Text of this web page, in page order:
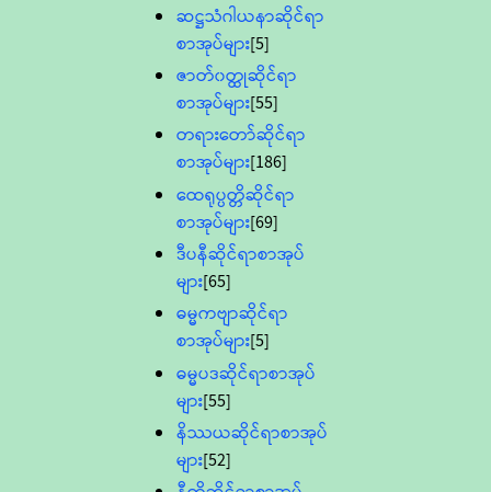
ဆဋ္ဌသံဂါယနာဆိုင်ရာ
စာအုပ်များ[5]
ဇာတ်၀တ္ထုဆိုင်ရာ
စာအုပ်များ[55]
တရားတော်ဆိုင်ရာ
စာအုပ်များ[186]
ထေရုပ္ပတ္တိဆိုင်ရာ
စာအုပ်များ[69]
ဒီပနီဆိုင်ရာစာအုပ်
များ[65]
ဓမ္မကဗျာဆိုင်ရာ
စာအုပ်များ[5]
ဓမ္မပဒဆိုင်ရာစာအုပ်
များ[55]
နိဿယဆိုင်ရာစာအုပ်
များ[52]